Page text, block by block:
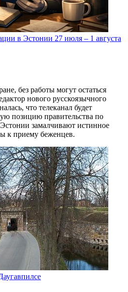
в Эстонии 27 июля – 1 августа
без работы могут остаться
нового русскоязычного
что телеканал будет
позицию правительства по
замалчивают истинное
к приему беженцев.